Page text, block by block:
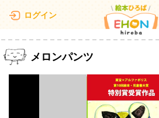
ログイン
メロンパンツ